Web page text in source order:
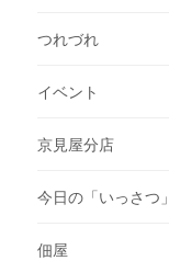
つれづれ
イベント
京見屋分店
今日の「いっさつ」
佃屋